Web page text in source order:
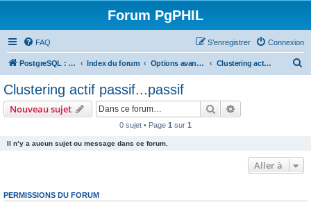
Forum PgPHIL
FAQ Connexion
S’enregistrer
PostgreSQL : SGBD libre, puissant et complet Index du forum Options avancées de PostgreSQL et outils tiers Clustering actif passif...passif
Clustering actif passif...passif
Nouveau sujet Rechercher
0 sujet • Page 1 sur 1
Il n’y a aucun sujet ou message dans ce forum.
Aller à
PERMISSIONS DU FORUM